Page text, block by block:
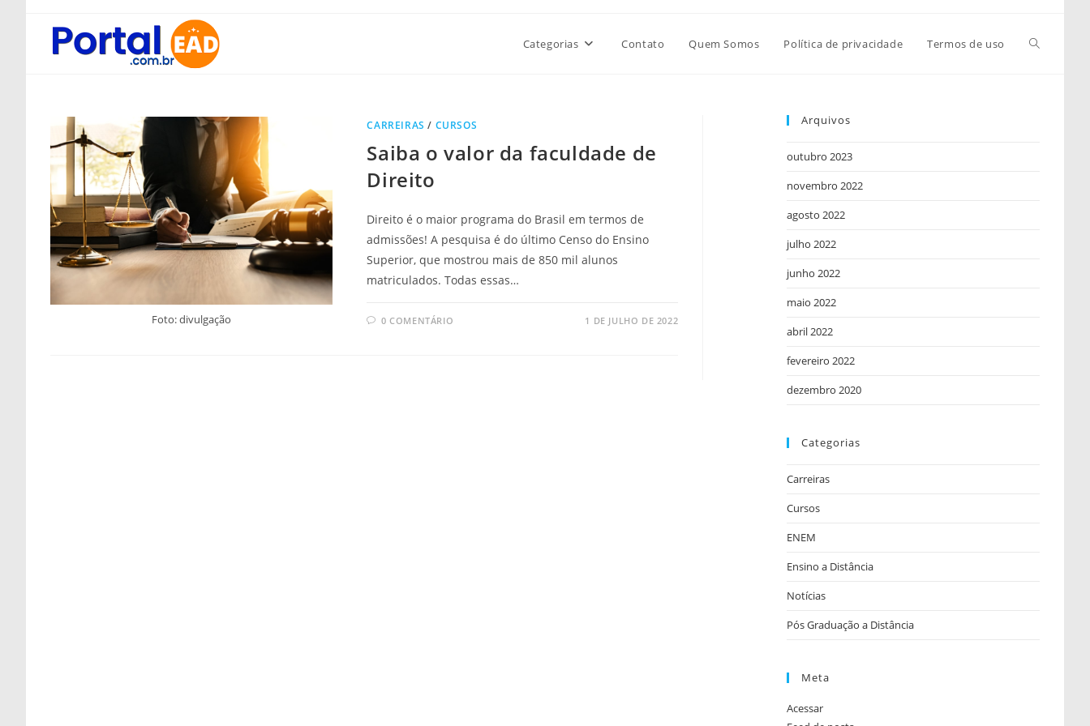
Categorias Contato Quem Somos Política de privacidade Termos de uso Alternar
Foto: divulgação
CARREIRAS / CURSOS
Saiba o valor da faculdade de
Direito
Direito é o maior programa do Brasil em termos de
admissões! A pesquisa é do último Censo do Ensino
Superior, que mostrou mais de 850 mil alunos
matriculados. Todas essas…
0 COMENTÁRIO 1 DE JULHO DE 2022
Arquivos
outubro 2023
novembro 2022
agosto 2022
julho 2022
junho 2022
maio 2022
abril 2022
fevereiro 2022
dezembro 2020
Categorias
Carreiras
Cursos
ENEM
Ensino a Distância
Notícias
Pós Graduação a Distância
Meta
Acessar